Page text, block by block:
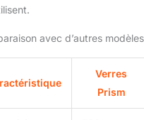
avec d’autres modèles
Verres
Prism